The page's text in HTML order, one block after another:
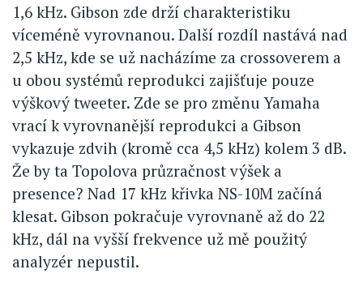
1,6 kHz. Gibson zde drží charakteristiku
víceméně vyrovnanou. Další rozdíl nastává nad
2,5 kHz, kde se už nacházíme za crossoverem a
u obou systémů reprodukci zajišťuje pouze
výškový tweeter. Zde se pro změnu Yamaha
vrací k vyrovnanější reprodukci a Gibson
vykazuje zdvih (kromě cca 4,5 kHz) kolem 3 dB.
Že by ta Topolova průzračnost výšek a
presence? Nad 17 kHz křivka NS-10M začíná
klesat. Gibson pokračuje vyrovnaně až do 22
kHz, dál na vyšší frekvence už mě použitý
analyzér nepustil.